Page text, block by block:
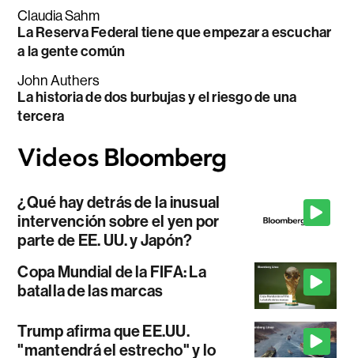
Claudia Sahm
La Reserva Federal tiene que empezar a escuchar
a la gente común
John Authers
La historia de dos burbujas y el riesgo de una
tercera
¿Qué hay detrás de la inusual
intervención sobre el yen por
parte de EE. UU. y Japón?
Copa Mundial de la FIFA: La
batalla de las marcas
Trump afirma que EE.UU.
"mantendrá el estrecho" y lo